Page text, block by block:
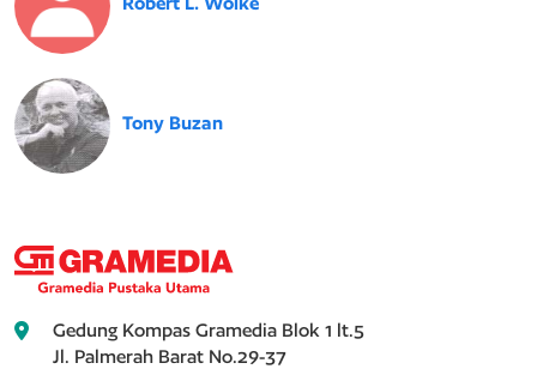
Tony Buzan
Gedung Kompas Gramedia Blok 1 lt.5
Jl. Palmerah Barat No.29-37